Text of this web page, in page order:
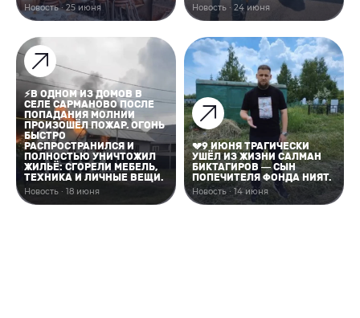
Новость · 25 июня Новость · 24 июня
⚡В ОДНОМ ИЗ ДОМОВ В
СЕЛЕ САРМАНОВО ПОСЛЕ
ПОПАДАНИЯ МОЛНИИ
ПРОИЗОШЁЛ ПОЖАР. ОГОНЬ
БЫСТРО
РАСПРОСТРАНИЛСЯ И
ПОЛНОСТЬЮ УНИЧТОЖИЛ
ЖИЛЬЁ: СГОРЕЛИ МЕБЕЛЬ,
ТЕХНИКА И ЛИЧНЫЕ ВЕЩИ.
Новость · 18 июня
💔9 ИЮНЯ ТРАГИЧЕСКИ
УШЁЛ ИЗ ЖИЗНИ САЛМАН
БИКТАГИРОВ — СЫН
ПОПЕЧИТЕЛЯ ФОНДА НИЯТ.
Новость · 14 июня